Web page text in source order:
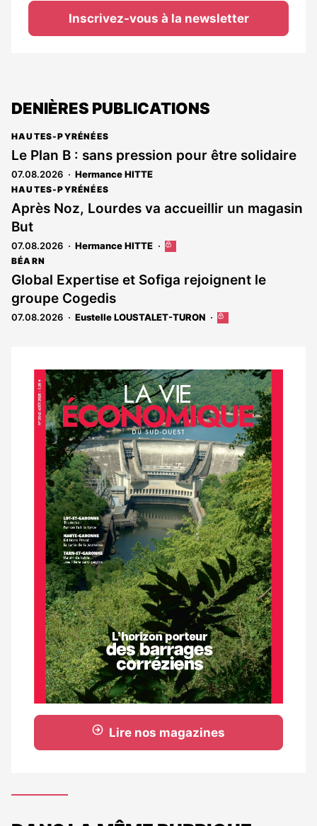
Inscrivez-vous à la newsletter
DENIÈRES PUBLICATIONS
HAUTES-PYRÉNÉES
Le Plan B : sans pression pour être solidaire
07.08.2026 Hermance HITTE
HAUTES-PYRÉNÉES
Après Noz, Lourdes va accueillir un magasin
But
07.08.2026 Hermance HITTE
Cet
réservé
abonnés
BÉARN
Global Expertise et Sofiga rejoignent le
groupe Cogedis
07.08.2026 Eustelle LOUSTALET-TURON
Cet
aux
abonnés
Notre
dernier
magazine
Lire nos magazines